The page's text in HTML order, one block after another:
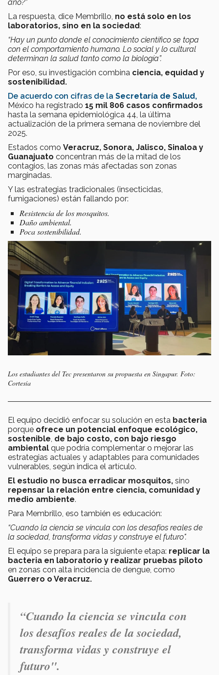
año?”
La respuesta, dice Membrillo, no está solo en los
laboratorios, sino en la sociedad:
“Hay un punto donde el conocimiento científico se topa
con el comportamiento humano. Lo social y lo cultural
determinan la salud tanto como la biología”.
Por eso, su investigación combina ciencia, equidad y
sostenibilidad.
De acuerdo con cifras de la Secretaría de Salud,
México ha registrado 15 mil 806 casos confirmados
hasta la semana epidemiológica 44, la última
actualización de la primera semana de noviembre del
2025.
Estados como Veracruz, Sonora, Jalisco, Sinaloa y
Guanajuato concentran más de la mitad de los
contagios, las zonas más afectadas son zonas
marginadas.
Y las estrategias tradicionales (insecticidas,
fumigaciones) están fallando por:
Resistencia de los mosquitos.
Daño ambiental.
Poca sostenibilidad.
Los estudiantes del Tec presentaron su propuesta en Singapur. Foto:
Cortesía
El equipo decidió enfocar su solución en esta bacteria
porque ofrece un potencial enfoque ecológico,
sostenible, de bajo costo, con bajo riesgo
ambiental que podría complementar o mejorar las
estrategias actuales y adaptables para comunidades
vulnerables, según indica el artículo.
El estudio no busca erradicar mosquitos, sino
repensar la relación entre ciencia, comunidad y
medio ambiente.
Para Membrillo, eso también es educación:
“Cuando la ciencia se vincula con los desafíos reales de
la sociedad, transforma vidas y construye el futuro".
El equipo se prepara para la siguiente etapa: replicar la
bacteria en laboratorio y realizar pruebas piloto
en zonas con alta incidencia de dengue, como
Guerrero o Veracruz.
“Cuando la ciencia se vincula con
los desafíos reales de la sociedad,
transforma vidas y construye el
futuro".